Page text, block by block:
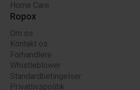
Home Care
Ropox
Om os
Kontakt os
Forhandlere
Whistleblower
Standardbetingelser
Privatlivspolitik